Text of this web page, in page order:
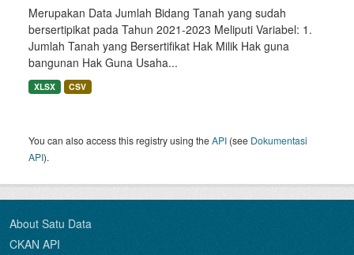
Merupakan Data Jumlah Bidang Tanah yang sudah
bersertipikat pada Tahun 2021-2023 Meliputi Variabel: 1.
Jumlah Tanah yang Bersertifikat Hak Milik Hak guna
bangunan Hak Guna Usaha...
XLSX CSV
You can also access this registry using theAPI (see Dokumentasi
API).
About Satu Data
CKAN API